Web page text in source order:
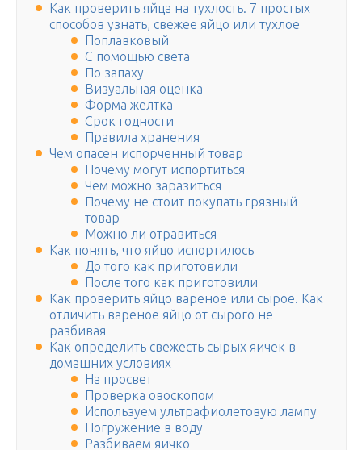
Как проверить яйца на тухлость. 7 простых
способов узнать, свежее яйцо или тухлое
Поплавковый
С помощью света
По запаху
Визуальная оценка
Форма желтка
Срок годности
Правила хранения
Чем опасен испорченный товар
Почему могут испортиться
Чем можно заразиться
Почему не стоит покупать грязный
товар
Можно ли отравиться
Как понять, что яйцо испортилось
До того как приготовили
После того как приготовили
Как проверить яйцо вареное или сырое. Как
отличить вареное яйцо от сырого не
разбивая
Как определить свежесть сырых яичек в
домашних условиях
На просвет
Проверка овоскопом
Используем ультрафиолетовую лампу
Погружение в воду
Разбиваем яичко